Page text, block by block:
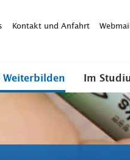
Kontakt und Anfahrt Webmail
Im